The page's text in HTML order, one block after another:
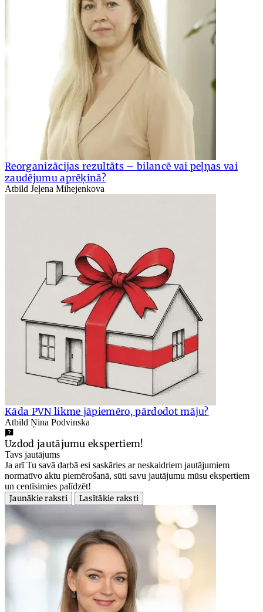
Reorganizācijas rezultāts – bilancē vai peļņas vai
zaudējumu aprēķinā?
Atbild Jeļena Mihejenkova
Kāda PVN likme jāpiemēro, pārdodot māju?
Atbild Ņina Podvinska
Uzdod jautājumu ekspertiem!
Tavs jautājums
Ja arī Tu savā darbā esi saskāries ar neskaidriem jautājumiem
normatīvo aktu piemērošanā, sūti savu jautājumu mūsu ekspertiem
un centīsimies palīdzēt!
Jaunākie raksti
Lasītākie raksti